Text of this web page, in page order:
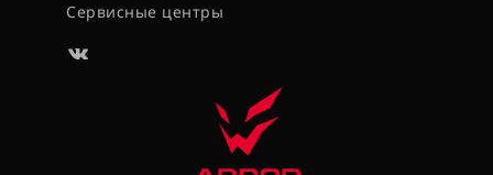
Сервисные центры